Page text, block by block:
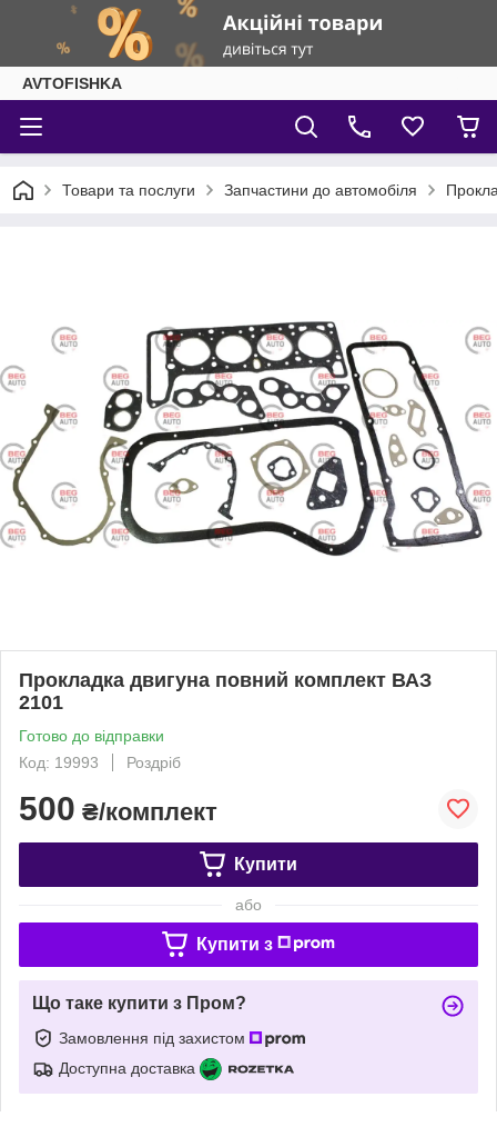
AVTOFISHKA
Товари та послуги Запчастини до автомобіля
Прокладка двигуна повний комплект ВАЗ
2101
Готово до відправки
Код: 19993
Роздріб
500 ₴/комплект
Купити
або
Купити з
Що таке купити з Пром?
Замовлення під захистом
Доступна доставка